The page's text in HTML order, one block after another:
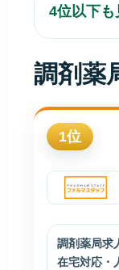
4位以下も
調剤薬
1位
調剤薬局求
在宅対応・